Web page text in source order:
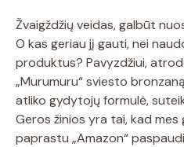
Žvaigždžių veidas, galbūt
O kas geriau jį gauti, nei
produktus? Pavyzdžiui,
„Murumuru“ sviesto
atliko gydytojų formulė,
Geros žinios yra tai, kad mes
paprastu „Amazon“